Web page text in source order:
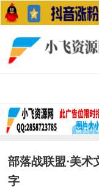
部落战联盟·美术
字